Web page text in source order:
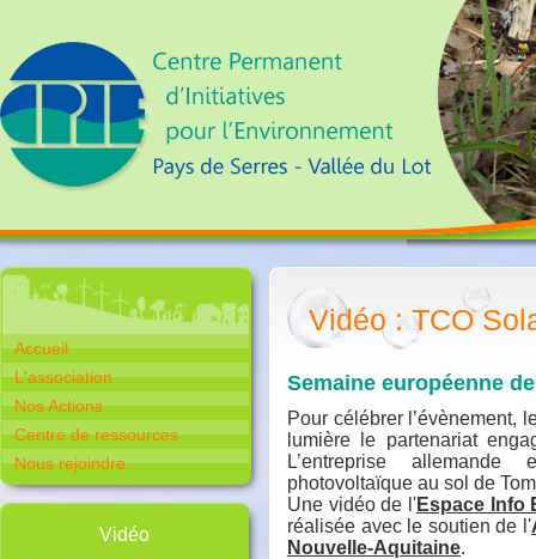
Accueil
L'association
Nos Actions
Centre de ressources
Nous rejoindre
Vidéo
Vidéo : TCO
Semaine européenne
Pour célébrer l’évènement,
lumière le partenariat
L’entreprise
photovoltaïque au sol de
Une vidéo de l'Espace Info
réalisée avec le soutien de l'
Nouvelle-Aquitaine.